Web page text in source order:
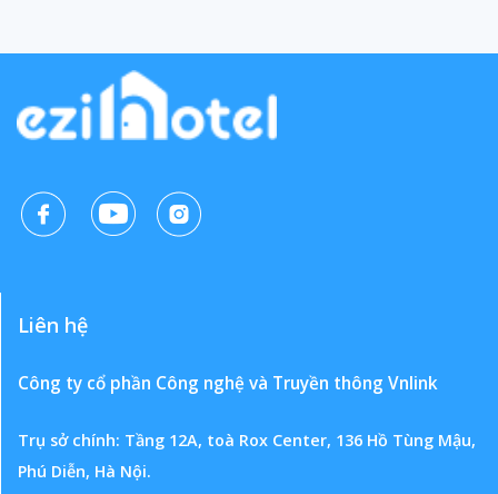
Liên hệ
Công ty cổ phần Công nghệ và Truyền thông Vnlink
Trụ sở chính: Tầng 12A, toà Rox Center, 136 Hồ Tùng Mậu,
Phú Diễn, Hà Nội.